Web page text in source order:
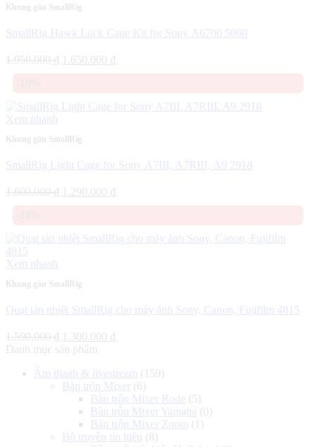
Khung gắn SmallRig
SmallRig Hawk Lock Cage Kit for Sony A6700 5060
1.950.000₫
Giá
1.650.000 ₫
1.650.000 ₫.
Xem nhanh
Khung gắn SmallRig
SmallRig Light Cage for Sony A7III, A7RIII, A9 2918
1.600.000₫
Giá
1.290.000 ₫
1.290.000 ₫.
Xem nhanh
Khung gắn SmallRig
Quạt tản nhiệt SmallRig cho máy ảnh Sony, Canon, Fujifilm 4815
1.590.000₫
Giá
gốc
1.590.000 ₫.
1.300.000 ₫
là:
1.300.000 ₫.
Danh mục sản phẩm
Âm thanh & livestream (159)
Bàn trộn Mixer
(6)
Bàn trộn Mixer Rode (5)
Bàn trộn Mixer Yamaha (0)
Bàn trộn Mixer Zoom (1)
Bộ truyền tín hiệu
(8)